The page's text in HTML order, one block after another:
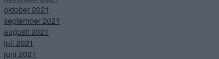
oktober 2021
september 2021
augusti 2021
juli 2021
juni 2021